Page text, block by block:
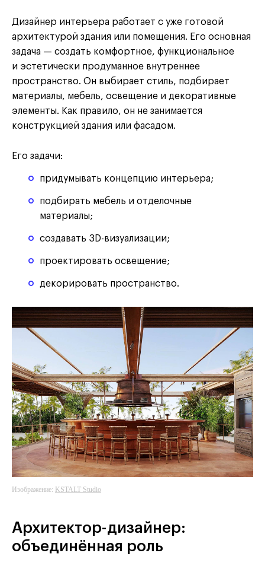
Дизайнер интерьера работает с уже готовой
архитектурой здания или помещения. Его основная
задача — создать комфортное, функциональное
и эстетически продуманное внутреннее
пространство. Он выбирает стиль, подбирает
материалы, мебель, освещение и декоративные
элементы. Как правило, он не занимается
конструкцией здания или фасадом.
Его задачи:
придумывать концепцию интерьера;
подбирать мебель и отделочные
материалы;
создавать 3D-визуализации;
проектировать освещение;
декорировать пространство.
Изображение: KSTALT Studio
Архитектор-дизайнер:
объединённая роль